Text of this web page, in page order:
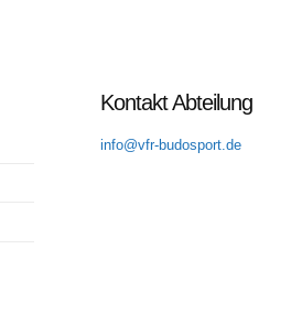
Kontakt Abteilung
info@vfr-budosport.de